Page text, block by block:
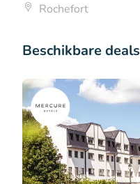
Rochefort
Beschikbare deals